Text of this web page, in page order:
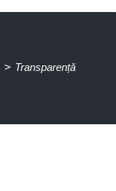
> Transparență